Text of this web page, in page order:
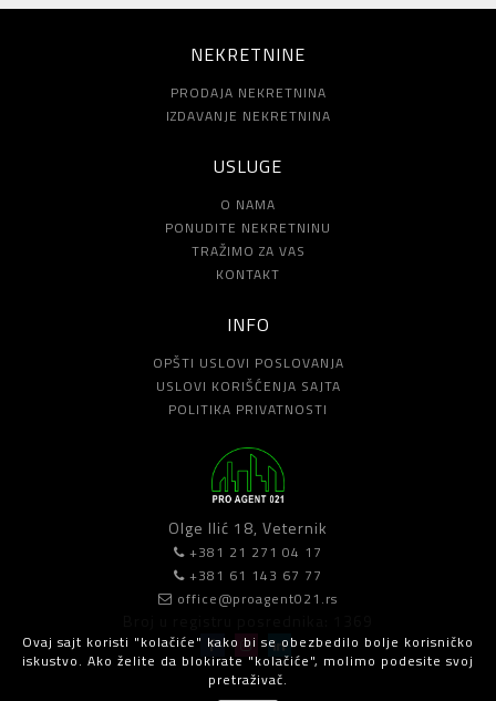
NEKRETNINE
PRODAJA NEKRETNINA
IZDAVANJE NEKRETNINA
USLUGE
O NAMA
PONUDITE NEKRETNINU
TRAŽIMO ZA VAS
KONTAKT
INFO
OPŠTI USLOVI POSLOVANJA
USLOVI KORIŠĆENJA SAJTA
POLITIKA PRIVATNOSTI
Olge Ilić 18, Veternik
+381 21 271 04 17
+381 61 143 67 77
office@proagent021.rs
Ovaj sajt koristi "kolačiće" kako bi se obezbedilo bolje korisničko
iskustvo. Ako želite da blokirate "kolačiće", molimo podesite svoj
pretraživač.